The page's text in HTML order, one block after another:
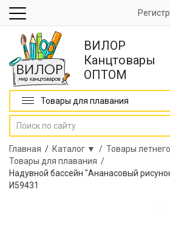
ВИЛОР
Канцтовары
ОПТОМ
Товары для плавания
Главная / Каталог ▼ / Товары
Товары для плавания /
Надувной бассейн "Ананасовый
И59431